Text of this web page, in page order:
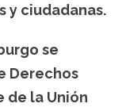
y ciudadanas.
se
Derechos
de la Unión